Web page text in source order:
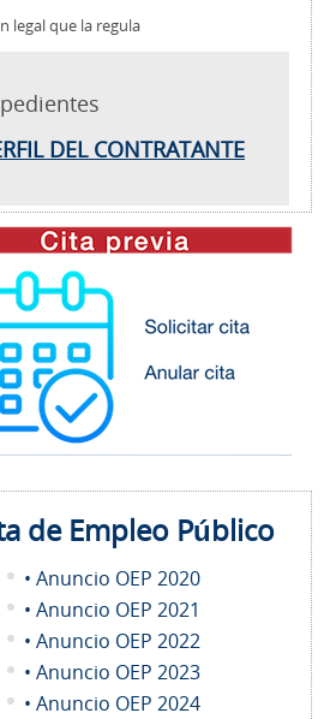
legal que la regula
DEL CONTRATANTE
de Empleo Público
• Anuncio OEP 2020
• Anuncio OEP 2021
• Anuncio OEP 2022
• Anuncio OEP 2023
• Anuncio OEP 2024